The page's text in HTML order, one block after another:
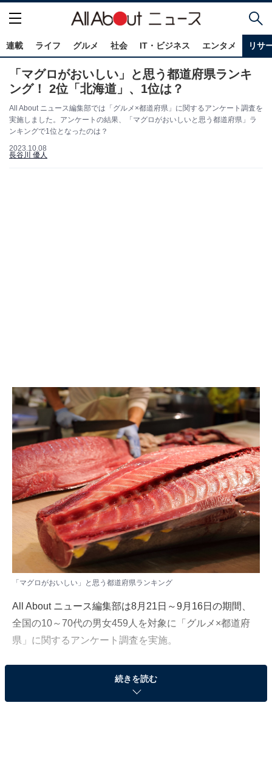
連載 ライフ グルメ 社会 IT・ビジネス エンタメ リサ
「マグロがおいしい」と思う都道府県ランキ
ング！ 2位「北海道」、1位は？
All About ニュース編集部では「グルメ×都道府県」に関するアンケート調査を
実施しました。アンケートの結果、「マグロがおいしいと思う都道府県」ラ
ンキングで1位となったのは？
2023.10.08
長谷川 優人
「マグロがおいしい」と思う都道府県ランキング
All About ニュース編集部は8月21日～9月16日の期間、
全国の10～70代の男女459人を対象に「グルメ×都道府
県」に関するアンケート調査を実施。
今回はその中から、「マグロがおいしいと思う都道府
県」ランキングの結果を紹介します。
続きを読む